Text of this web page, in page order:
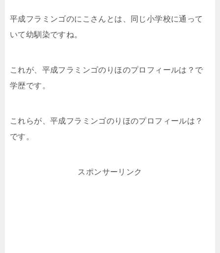
平成フラミンゴのにこさんとは、同じ小学校に通って
いて幼馴染ですね。
これが、平成フラミンゴのりほのプロフィールは？で
学歴です。
これらが、平成フラミンゴのりほのプロフィールは？
です。
スポンサーリンク